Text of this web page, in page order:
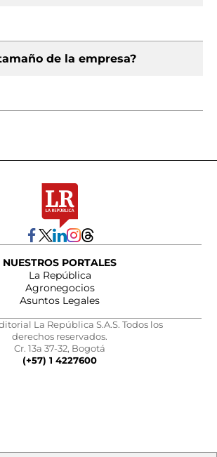
de la empresa?
NUESTROS PORTALES
La República
Agronegocios
Asuntos Legales
La República S.A.S. Todos los
derechos reservados.
Cr. 13a 37-32, Bogotá
(+57) 1 4227600